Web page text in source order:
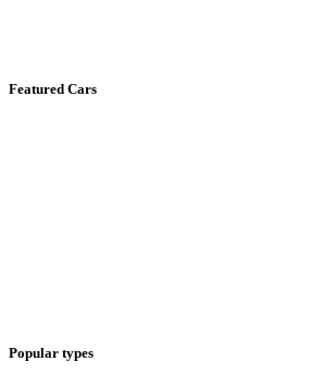
Featured Cars
Popular types